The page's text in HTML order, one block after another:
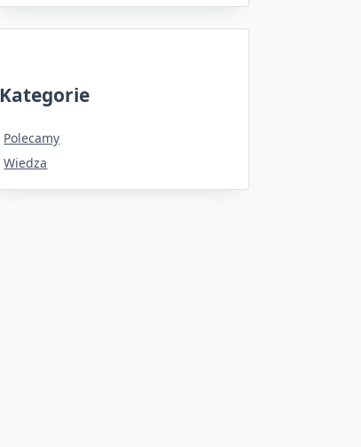
Kategorie
Polecamy
Wiedza